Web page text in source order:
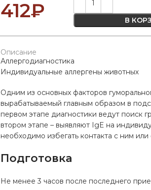
412₽ В
Описание
Аллергодиагностика
Индивидуальные аллергены животных
Одним из основных факторов
вырабатываемый главным образом в
первом этапе диагностики ведут поиск
втором этапе – выявляют IgE на
необходимо избегать контакта с ним
Подготовка
Не менее 3 часов после последнего